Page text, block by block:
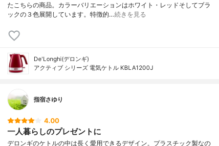
たこちらの商品。カラーバリエーションはホワイト・レッドそしてブラ
ックの３色展開しています。特徴的…続きを見る
De'Longhi(デロンギ)
アクティブ シリーズ 電気ケトル KBLA1200J
指宿さゆり
4.00
一人暮らしのプレゼントに
デロンギのケトルの中は長く愛用できるデザイン。プラスチック製なの